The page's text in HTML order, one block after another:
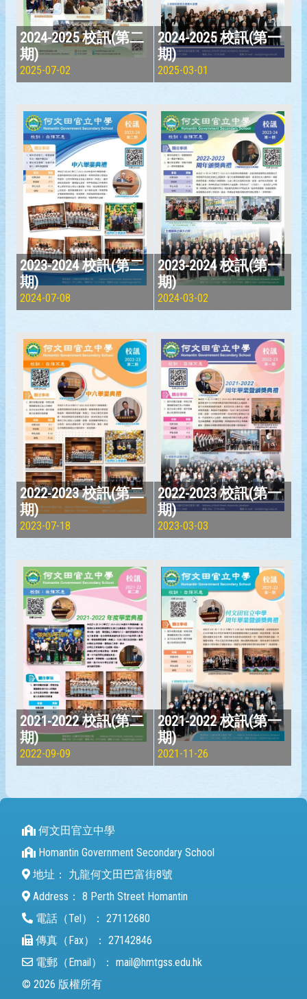
2024-2025 校訊(第二
期)
2025-07-02
2024-2025 校訊(第一
期)
2025-03-01
2023-2024 校訊(第二
期)
2024-07-08
2023-2024 校訊(第一
期)
2024-03-02
2022-2023 校訊(第二
期)
2023-07-18
2022-2023 校訊(第一
期)
2023-03-03
2021-2022 校訊(第二
期)
2022-09-09
2021-2022 校訊(第一
期)
2021-11-26
何文田官立中學
Homantin Government Secondary School
地址：
九龍何文田巴富街8號
Address： 8 Perth Street Homantin
電話（Tel）： 27112680
傳真（Fax）： 27142846
電郵（Email）： mail@hmtgss.edu.hk
© 2026 版權所有